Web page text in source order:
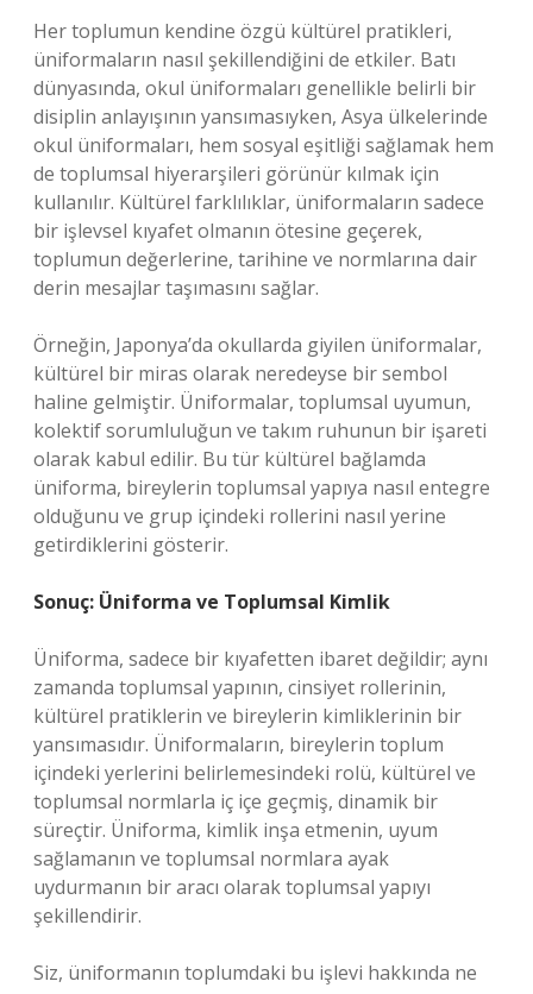
Her toplumun kendine özgü kültürel pratikleri,
üniformaların nasıl şekillendiğini de etkiler. Batı
dünyasında, okul üniformaları genellikle belirli bir
disiplin anlayışının yansımasıyken, Asya ülkelerinde
okul üniformaları, hem sosyal eşitliği sağlamak hem
de toplumsal hiyerarşileri görünür kılmak için
kullanılır. Kültürel farklılıklar, üniformaların sadece
bir işlevsel kıyafet olmanın ötesine geçerek,
toplumun değerlerine, tarihine ve normlarına dair
derin mesajlar taşımasını sağlar.
Örneğin, Japonya’da okullarda giyilen üniformalar,
kültürel bir miras olarak neredeyse bir sembol
haline gelmiştir. Üniformalar, toplumsal uyumun,
kolektif sorumluluğun ve takım ruhunun bir işareti
olarak kabul edilir. Bu tür kültürel bağlamda
üniforma, bireylerin toplumsal yapıya nasıl entegre
olduğunu ve grup içindeki rollerini nasıl yerine
getirdiklerini gösterir.
Sonuç: Üniforma ve Toplumsal Kimlik
Üniforma, sadece bir kıyafetten ibaret değildir; aynı
zamanda toplumsal yapının, cinsiyet rollerinin,
kültürel pratiklerin ve bireylerin kimliklerinin bir
yansımasıdır. Üniformaların, bireylerin toplum
içindeki yerlerini belirlemesindeki rolü, kültürel ve
toplumsal normlarla iç içe geçmiş, dinamik bir
süreçtir. Üniforma, kimlik inşa etmenin, uyum
sağlamanın ve toplumsal normlara ayak
uydurmanın bir aracı olarak toplumsal yapıyı
şekillendirir.
Siz, üniformanın toplumdaki bu işlevi hakkında ne